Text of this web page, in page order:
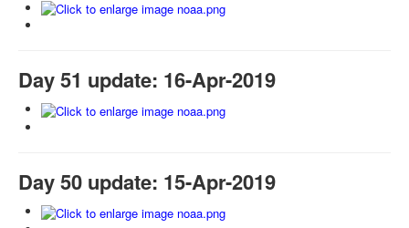
Day 51 update: 16-Apr-2019
Day 50 update: 15-Apr-2019